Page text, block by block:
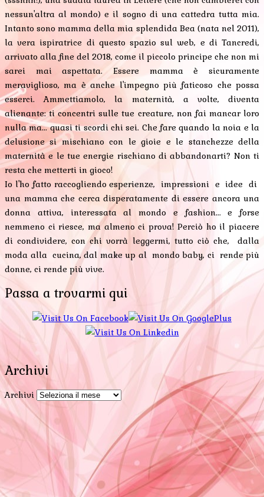
nessun'altra al mondo) e il sogno di una cattedra tutta mia.
Intanto sono mamma della mia splendida Bea (nata nel 2011),
la vera ispiratrice di questo spazio sul web, e di Tancredi,
arrivato alla fine del 2018, come il piccolo principe che non mi
sarei mai aspettata. Essere mamma è sicuramente
meraviglioso, ma è anche l'impegno più faticoso che possa
esserci. Ammettiamolo, la maternità, a volte, diventa
alienante: ti concentri sulle tue creature, non fai mancar loro
nulla ma... quasi ti scordi chi sei. Che fare quando la noia e la
delusione si mischiano con le gioie e le stanchezze della
maternità e le tue energie rischiano di abbandonarti? Non ti
resta che metterti in gioco!
Io l'ho fatto raccogliendo esperienze, impressioni e idee di
una mamma che cerca disperatamente di essere ancora una
donna attiva, interessata al mondo e fashion... e forse
nemmeno ci riesce, ma almeno ci prova! Perciò ho il piacere
di condividere, con chi vorrà leggermi, tutto ciò che, dalla
moda alla cucina, dal make up al mondo baby, ci rende più
donne, ci rende più vive.
Passa a trovarmi qui
Archivi
Archivi